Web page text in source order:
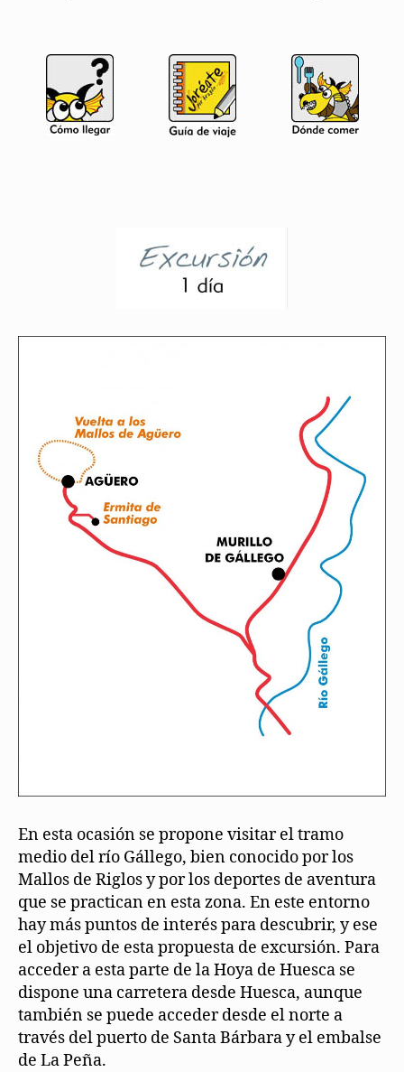
En esta ocasión se propone visitar el tramo
medio del río Gállego, bien conocido por los
Mallos de Riglos y por los deportes de aventura
que se practican en esta zona. En este entorno
hay más puntos de interés para descubrir, y ese
el objetivo de esta propuesta de excursión. Para
acceder a esta parte de la Hoya de Huesca se
dispone una carretera desde Huesca, aunque
también se puede acceder desde el norte a
través del puerto de Santa Bárbara y el embalse
de La Peña.